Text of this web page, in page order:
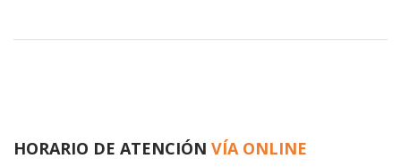
HORARIO DE ATENCIÓN VÍA ONLINE